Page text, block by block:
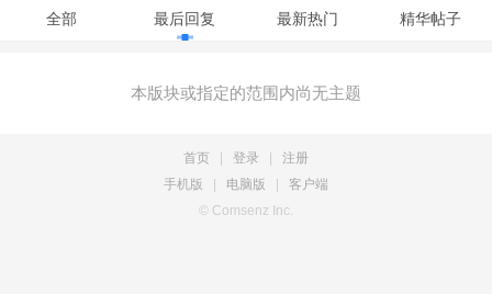
全部 最后回复 最新热门 精华帖子
本版块或指定的范围内尚无主题
首页 登录
注册
手机版
电脑版
客户端
© Comsenz Inc.